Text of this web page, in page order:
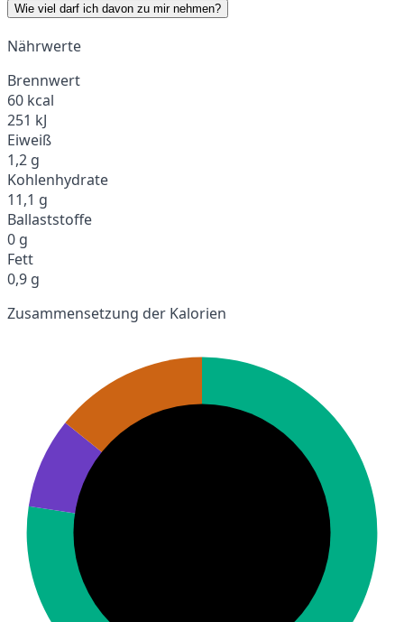
Wie viel darf ich davon zu mir nehmen?
Nährwerte
Brennwert
60 kcal
251 kJ
Eiweiß
1,2 g
Kohlenhydrate
11,1 g
Ballaststoffe
0 g
Fett
0,9 g
Zusammensetzung der Kalorien